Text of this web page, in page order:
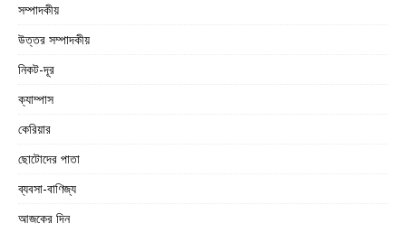
সম্পাদকীয়
উত্তর সম্পাদকীয়
নিকট-দূর
ক্যাম্পাস
কেরিয়ার
ছোটোদের পাতা
ব্যবসা-বাণিজ্য
আজকের দিন